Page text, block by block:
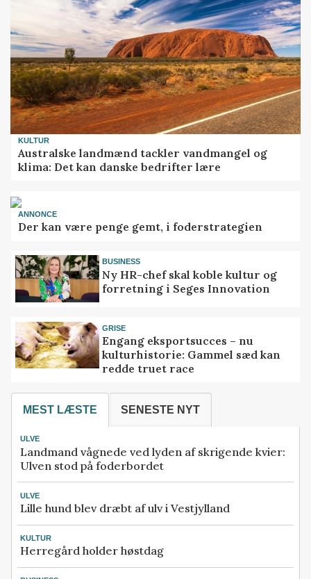
KULTUR
Australske landmænd tackler vandmangel og
klima: Det kan danske bedrifter lære
ANNONCE
Der kan være penge gemt, i foderstrategien
BUSINESS
Ny HR-chef skal koble kultur og
forretning i Seges Innovation
GRISE
Engang eksportsucces – nu
kulturhistorie: Gammel sæd kan
redde truet race
MEST LÆSTE SENESTE NYT
ULVE
Landmand vågnede ved lyden af skrigende kvier:
Ulven stod på foderbordet
ULVE
Lille hund blev dræbt af ulv i Vestjylland
KULTUR
Herregård holder høstdag